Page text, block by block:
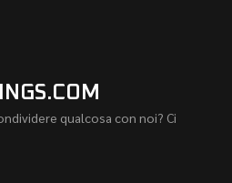
qualcosa con noi? Ci